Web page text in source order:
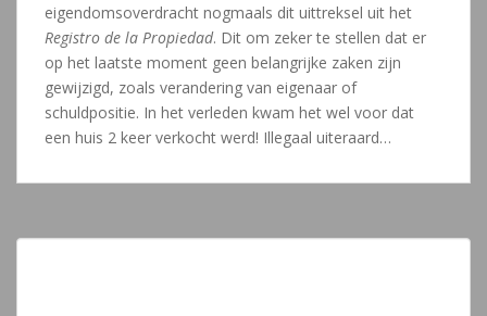
eigendomsoverdracht nogmaals dit uittreksel uit het
Registro de la Propiedad. Dit om zeker te stellen dat er
op het laatste moment geen belangrijke zaken zijn
gewijzigd, zoals verandering van eigenaar of
schuldpositie. In het verleden kwam het wel voor dat
een huis 2 keer verkocht werd! Illegaal uiteraard…